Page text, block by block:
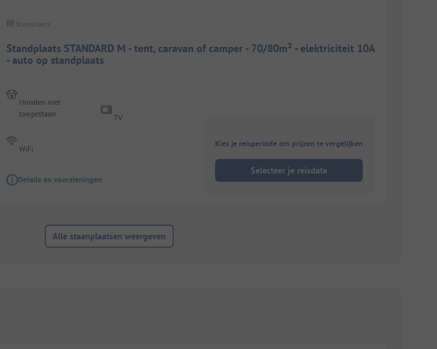
Standplaats STANDARD M - tent, caravan of camper - 70/80m² - elektriciteit 10A
- auto op standplaats
Staanplaats
Honden niet
toegestaan
WiFi
TV
Details en voorzieningen
Kies je reisperiode om prijzen te vergelijken
Selecteer je reisdata
Alle staanplaatsen weergeven